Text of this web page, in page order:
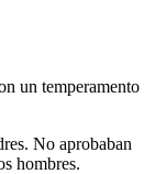
un temperamento
No aprobaban
hombres.